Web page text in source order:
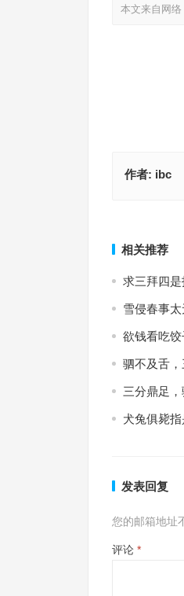
本文来自网络
作者: ibc
相关推荐
求三拜四
雪侵春事
欲钱看吃
驷不及舌
三分鼎足
犬兔俱毙
发表回复
您的邮箱地址
评论 *